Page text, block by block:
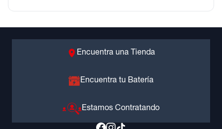
Encuentra una Tienda
Encuentra tu Batería
Estamos Contratando